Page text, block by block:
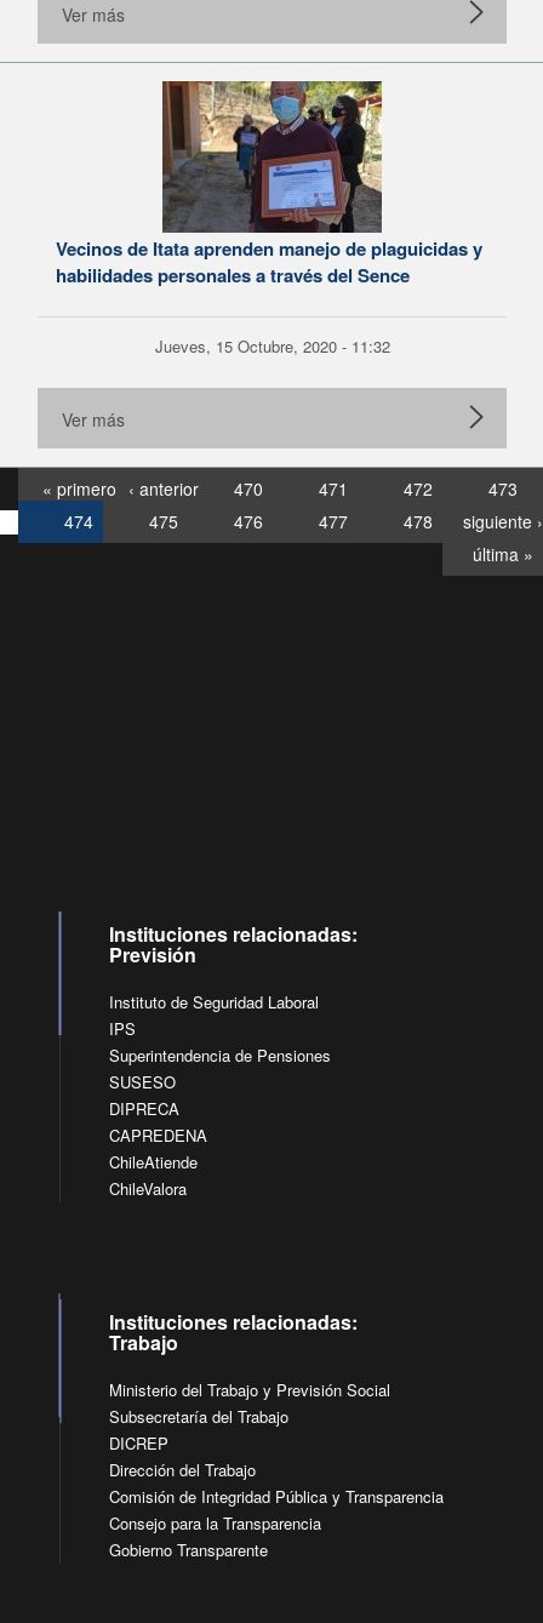
Ver más
Vecinos de Itata aprenden manejo de plaguicidas y
habilidades personales a través del Sence
Jueves, 15 Octubre, 2020 - 11:32
Ver más
« primero ‹ anterior 470 471 472
473
474
475 476 477 478
siguiente ›
última »
Instituciones relacionadas:
Previsión
Instituto de Seguridad Laboral
IPS
Superintendencia de Pensiones
SUSESO
DIPRECA
CAPREDENA
ChileAtiende
ChileValora
Instituciones relacionadas:
Trabajo
Ministerio del Trabajo y Previsión Social
Subsecretaría del Trabajo
DICREP
Dirección del Trabajo
Comisión de Integridad Pública y Transparencia
Consejo para la Transparencia
Gobierno Transparente